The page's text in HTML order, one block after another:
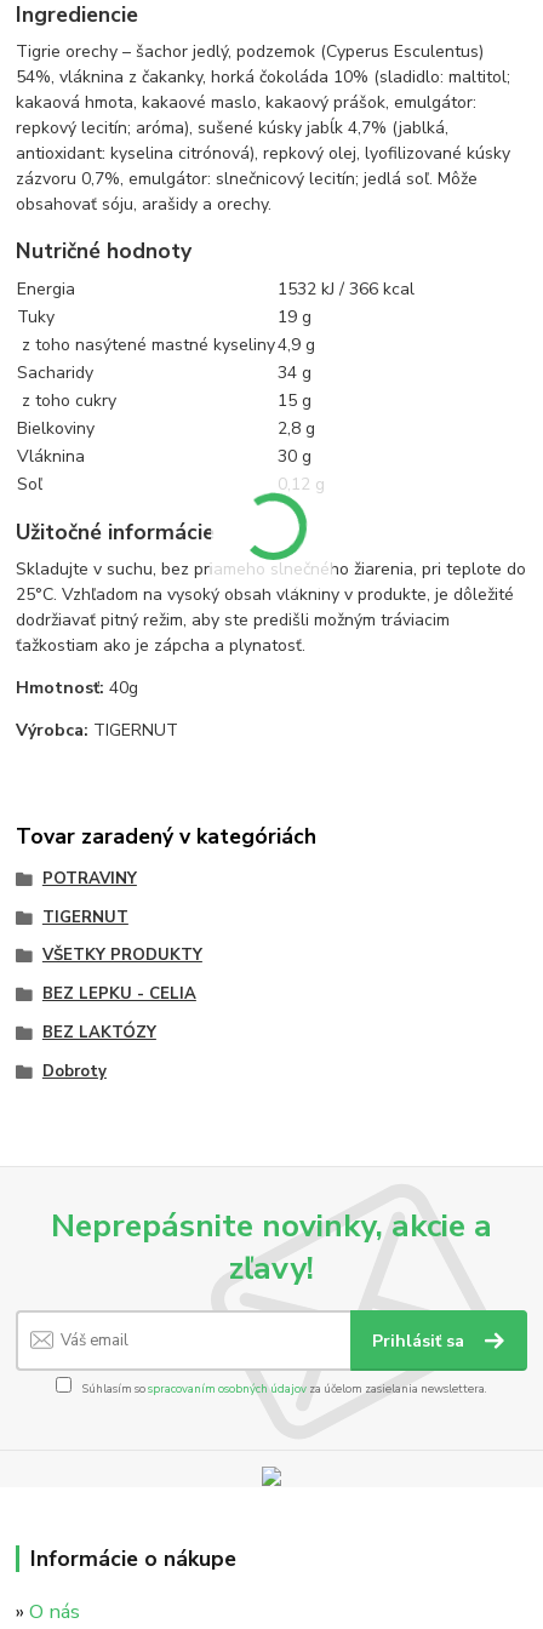
Ingrediencie
Tigrie orechy – šachor jedlý, podzemok (Cyperus Esculentus)
54%, vláknina z čakanky, horká čokoláda 10% (sladidlo: maltitol;
kakaová hmota, kakaové maslo, kakaový prášok, emulgátor:
repkový lecitín; aróma), sušené kúsky jabĺk 4,7% (jablká,
antioxidant: kyselina citrónová), repkový olej, lyofilizované kúsky
zázvoru 0,7%, emulgátor: slnečnicový lecitín; jedlá soľ. Môže
obsahovať sóju, arašidy a orechy.
Nutričné ​​hodnoty
Energia
1532 kJ / 366 kcal
Tuky
19 g
z toho nasýtené mastné kyseliny4,9 g
Sacharidy
34 g
z toho cukry
15 g
Bielkoviny
2,8 g
Vláknina
30 g
Soľ
0,12 g
Užitočné informácie
Skladujte v suchu, bez priameho slnečného žiarenia, pri teplote do
25°C. Vzhľadom na vysoký obsah vlákniny v produkte, je dôležité
dodržiavať pitný režim, aby ste predišli možným tráviacim
ťažkostiam ako je zápcha a plynatosť.
Hmotnosť:40g
Výrobca: TIGERNUT
Tovar zaradený v kategóriách
POTRAVINY
TIGERNUT
VŠETKY PRODUKTY
BEZ LEPKU - CELIA
BEZ LAKTÓZY
Dobroty
Neprepásnite novinky, akcie a
zľavy!
Prihlásiť sa
Súhlasím sospracovaním osobných údajov za účelom zasielania newslettera.
Informácie o nákupe
»O nás